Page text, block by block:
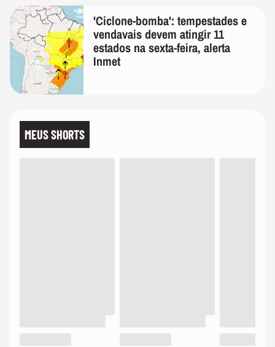
'Ciclone-bomba': tempestades e
vendavais devem atingir 11
estados na sexta-feira, alerta
Inmet
MEUS SHORTS